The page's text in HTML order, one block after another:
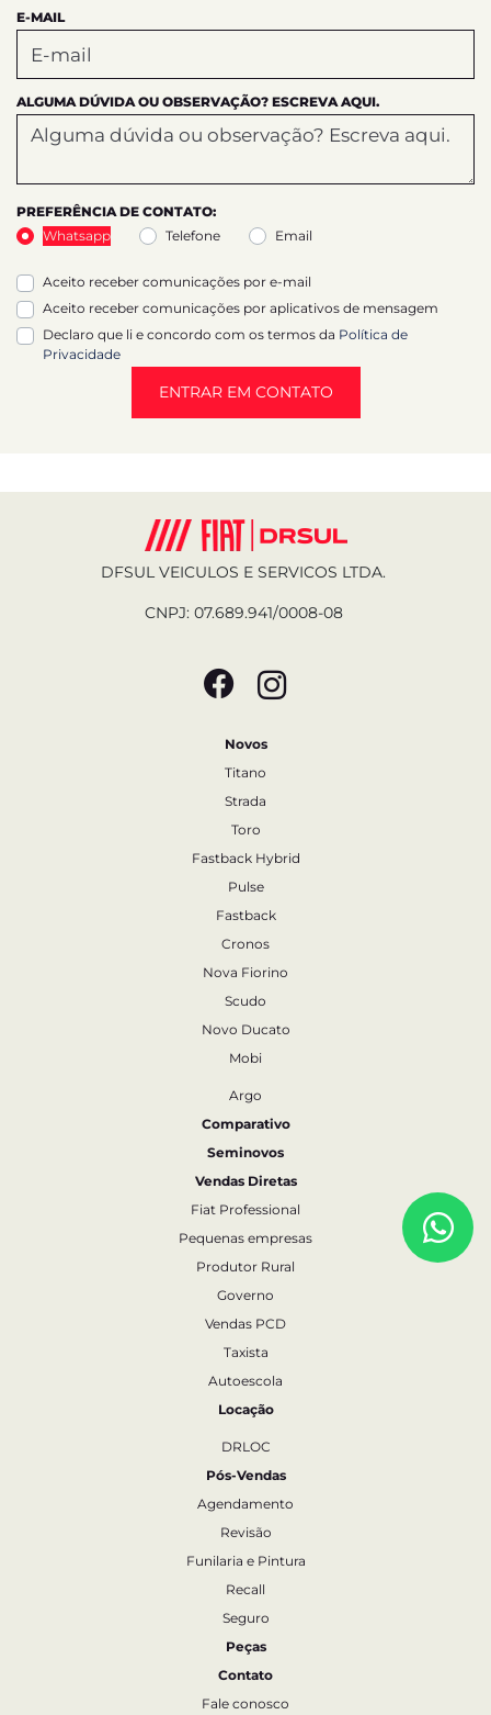
E-MAIL
ALGUMA DÚVIDA OU OBSERVAÇÃO? ESCREVA AQUI.
PREFERÊNCIA DE CONTATO:
Whatsapp
Telefone Email
Aceito receber comunicações por e-mail
Aceito receber comunicações por aplicativos de mensagem
Declaro que li e concordo com os termos da Política de
Privacidade
ENTRAR EM CONTATO
DFSUL VEICULOS E SERVICOS LTDA.
CNPJ: 07.689.941/0008-08
Novos
Titano
Strada
Toro
Fastback Hybrid
Pulse
Fastback
Cronos
Nova Fiorino
Scudo
Novo Ducato
Mobi
Argo
Comparativo
Seminovos
Vendas Diretas
Fiat Professional
Pequenas empresas
Produtor Rural
Governo
Vendas PCD
Taxista
Autoescola
Locação
DRLOC
Pós-Vendas
Agendamento
Revisão
Funilaria e Pintura
Recall
Seguro
Peças
Contato
Fale conosco